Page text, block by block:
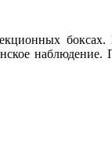
боксах.
наблюдение.